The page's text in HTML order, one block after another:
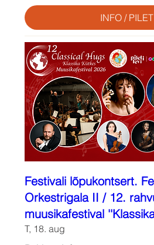
INFO /
Festivali lõpukontsert.
Orkestrigala II / 12.
muusikafestival
T, 18. aug